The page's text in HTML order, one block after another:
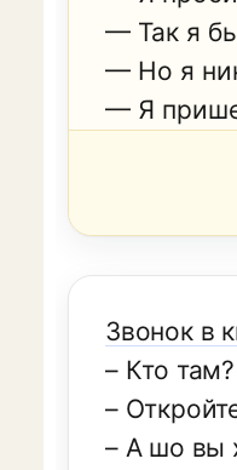
— Так я
— Но я
— Я
Звонок в
– Кто там?
–
– А шо вы